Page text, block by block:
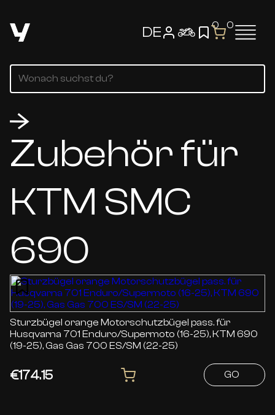
DE 0 0
Zubehör für
KTM SMC
690
Sturzbügel orange Motorschutzbügel pass. für
Husqvarna 701 Enduro/Supermoto (16-25), KTM 690
(19-25), Gas Gas 700 ES/SM (22-25)
€174.15 GO